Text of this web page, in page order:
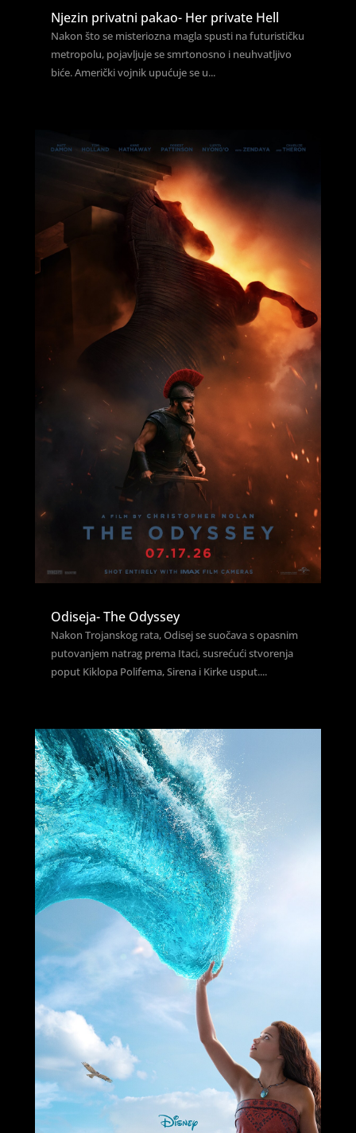
Njezin privatni pakao- Her private Hell
Nakon što se misteriozna magla spusti na futurističku
metropolu, pojavljuje se smrtonosno i neuhvatljivo
biće. Američki vojnik upućuje se u...
Odiseja- The Odyssey
Nakon Trojanskog rata, Odisej se suočava s opasnim
putovanjem natrag prema Itaci, susrećući stvorenja
poput Kiklopa Polifema, Sirena i Kirke usput....